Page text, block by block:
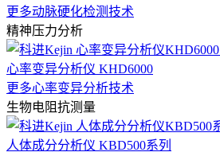
更多动脉硬化检测技术
精神压力分析
心率变异分析仪 KHD6000
更多心率变异分析技术
生物电阻抗测量
人体成分分析仪 KBD500系列